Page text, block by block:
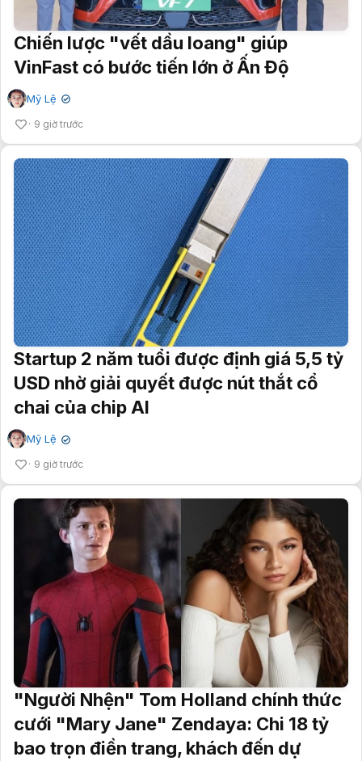
Chiến lược "vết dầu loang" giúp
VinFast có bước tiến lớn ở Ấn Độ
Mỹ Lệ ✔
9 giờ trước
Startup 2 năm tuổi được định giá 5,5 tỷ
USD nhờ giải quyết được nút thắt cổ
chai của chip AI
Mỹ Lệ ✔
9 giờ trước
"Người Nhện" Tom Holland chính thức
cưới "Mary Jane" Zendaya: Chi 18 tỷ
bao trọn điền trang, khách đến dự